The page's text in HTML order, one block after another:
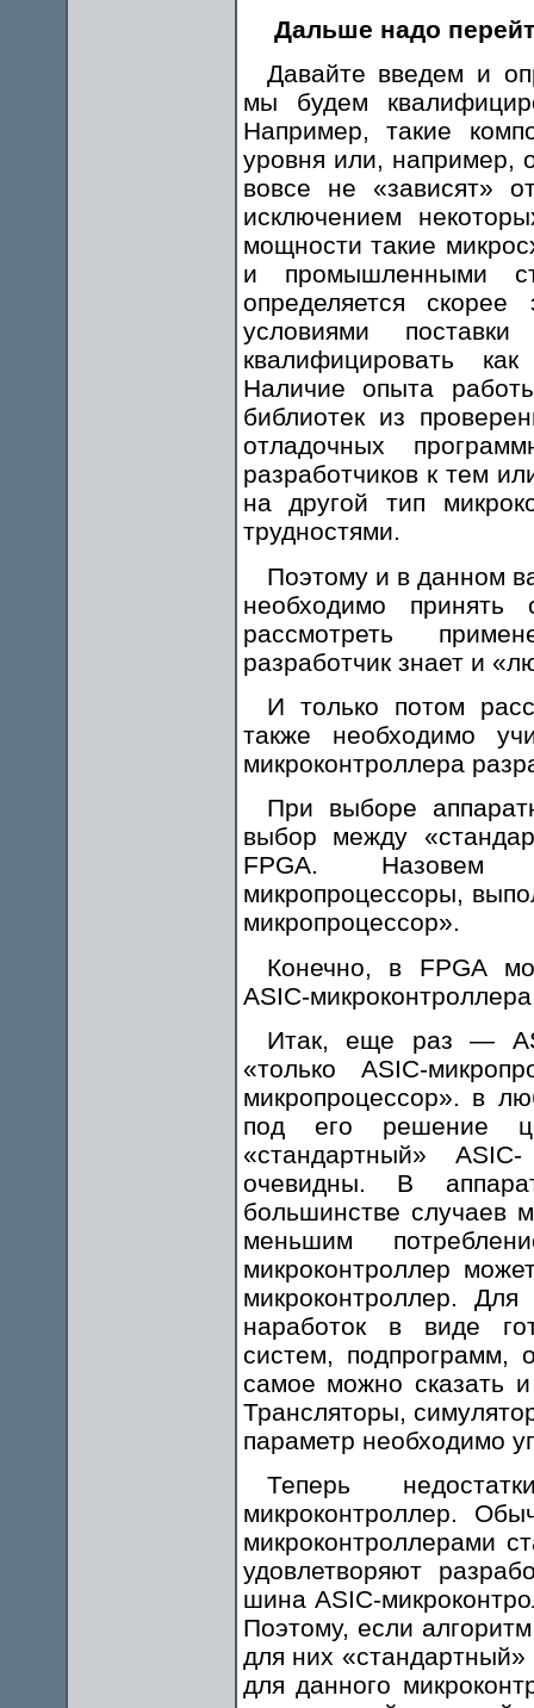
Дальше надо
Давайте введем и
мы будем
Например, такие
уровня или, например,
вовсе не «зависят»
исключением
мощности такие
и промышленными
определяется
условиями
квалифицировать
Наличие опыта
библиотек из
отладочных
разработчиков к тем
на другой тип
трудностями.
Поэтому и в данном
необходимо
рассмотреть
разработчик знает и
И только потом
также необходимо
микроконтроллера
При выборе
выбор между
FPGA. Назовем
микропроцессоры,
микропроцессор».
Конечно, в FPGA
ASIC-
Итак, еще раз —
«только ASIC-
микропроцессор». в
под его решение
«стандартный»
очевидны. В
большинстве случаев
меньшим
микроконтроллер
микроконтроллер.
наработок в виде
систем, подпрограмм,
самое можно сказать
Трансляторы,
параметр необходимо
Теперь
микроконтроллер.
микроконтроллерами
удовлетворяют
шина ASIC-
Поэтому, если
для них «стандартный»
для данного